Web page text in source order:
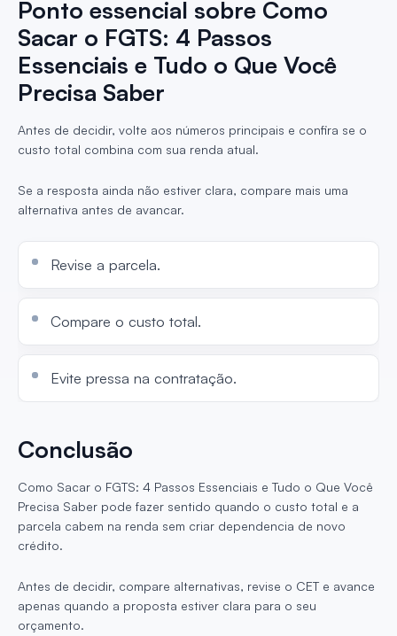
Ponto essencial sobre Como
Sacar o FGTS: 4 Passos
Essenciais e Tudo o Que Você
Precisa Saber
Antes de decidir, volte aos números principais e confira se o
custo total combina com sua renda atual.
Se a resposta ainda não estiver clara, compare mais uma
alternativa antes de avancar.
Revise a parcela.
Compare o custo total.
Evite pressa na contratação.
Conclusão
Como Sacar o FGTS: 4 Passos Essenciais e Tudo o Que Você
Precisa Saber pode fazer sentido quando o custo total e a
parcela cabem na renda sem criar dependencia de novo
crédito.
Antes de decidir, compare alternativas, revise o CET e avance
apenas quando a proposta estiver clara para o seu
orçamento.